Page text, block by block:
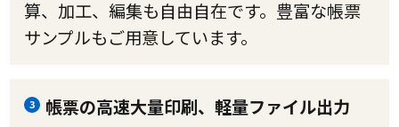
算、加工、編集も自由自在です。豊富な帳票
サンプルもご用意しています。
3
帳票の高速大量印刷、軽量ファイル出力